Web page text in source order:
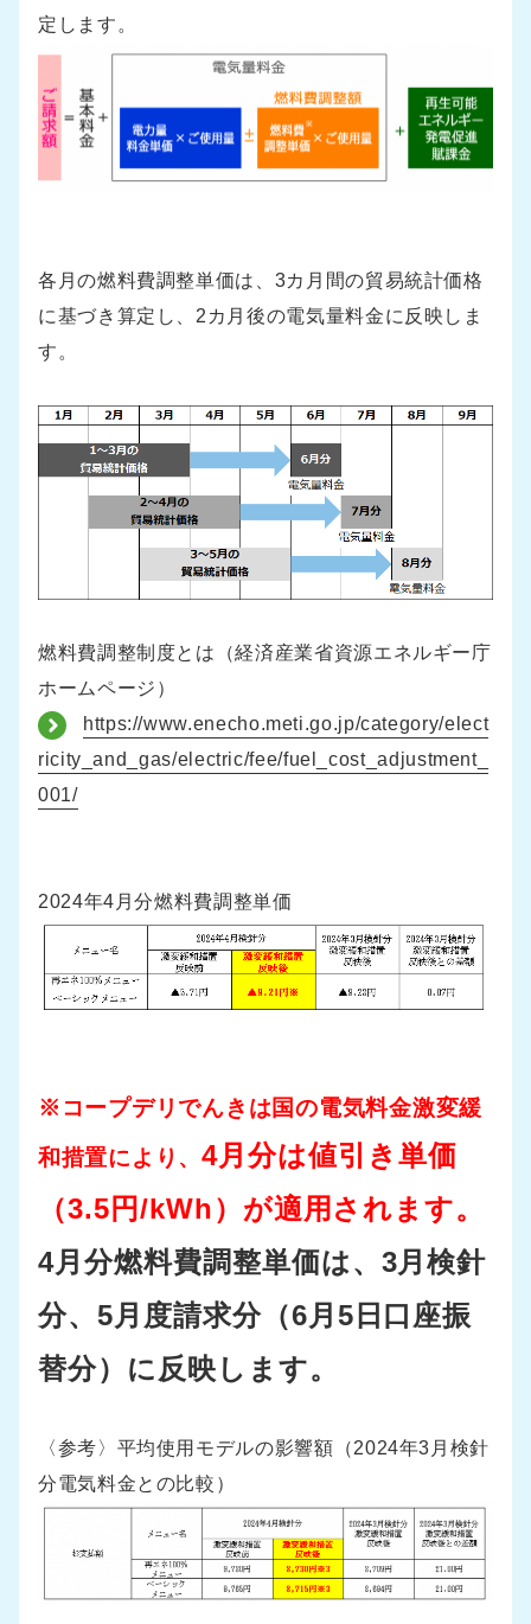
定します。
各月の燃料費調整単価は、3カ月間の貿易統計価格
に基づき算定し、2カ月後の電気量料金に反映しま
す。
燃料費調整制度とは（経済産業省資源エネルギー庁
ホームページ）
https://www.enecho.meti.go.jp/category/elect
ricity_and_gas/electric/fee/fuel_cost_adjustment_
001/
2024年4月分燃料費調整単価
※コープデリでんきは国の電気料金激変緩
和措置により、4月分は値引き単価
（3.5円/kWh）が適用されます。
4月分燃料費調整単価は、3月検針
分、5月度請求分（6月5日口座振
替分）に反映します。
〈参考〉平均使用モデルの影響額（2024年3月検針
分電気料金との比較）